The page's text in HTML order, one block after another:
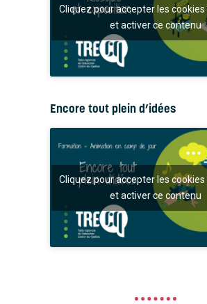
Cliquez pour accepter les
et activer ce contenu
Encore tout plein d’idées
Cliquez pour accepter les
et activer ce contenu